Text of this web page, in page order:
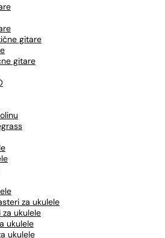
gitare
gitare
za ukulele
za ukulele
ukulele
ukulele